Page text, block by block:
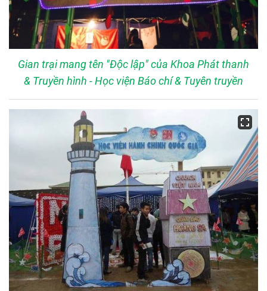
Gian trại mang tên "Độc lập" của Khoa Phát thanh
& Truyền hình - Học viện Báo chí & Tuyên truyền